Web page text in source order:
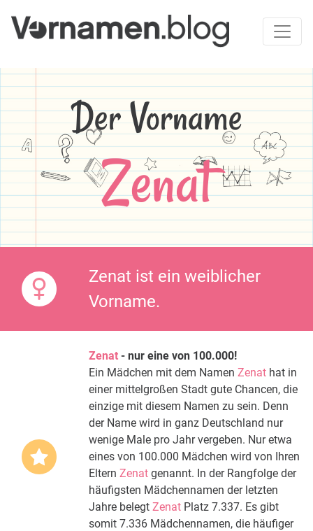
Der Vorname
Zenat
Zenat ist ein weiblicher
Vorname.
Zenat - nur eine von 100.000!
Ein Mädchen mit dem Namen Zenat hat in
einer mittelgroßen Stadt gute Chancen, die
einzige mit diesem Namen zu sein. Denn
der Name wird in ganz Deutschland nur
wenige Male pro Jahr vergeben. Nur etwa
eines von 100.000 Mädchen wird von Ihren
Eltern Zenat genannt. In der Rangfolge der
häufigsten Mädchennamen der letzten
Jahre belegt Zenat Platz 7.337. Es gibt
somit 7.336 Mädchennamen, die häufiger